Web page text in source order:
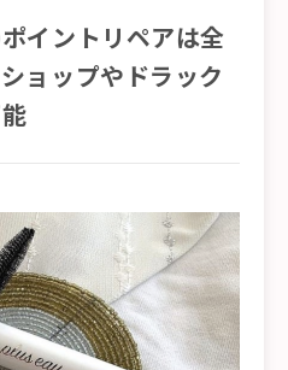
イントリペアは全
ョップやドラック